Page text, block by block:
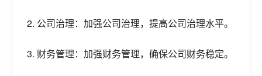
2. 公司治理：加强公司治理，提高公司治理水平。
3. 财务管理：加强财务管理，确保公司财务稳定。